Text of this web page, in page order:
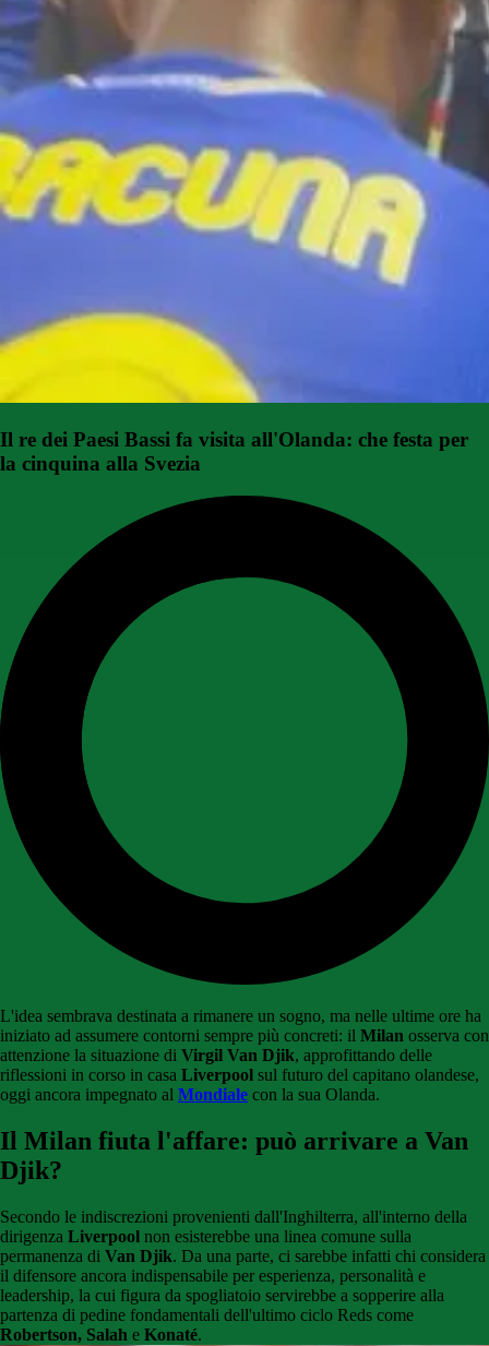
Il re dei Paesi Bassi fa visita all'Olanda: che festa per
la cinquina alla Svezia
L'idea sembrava destinata a rimanere un sogno, ma nelle ultime ore ha
iniziato ad assumere contorni sempre più concreti: il Milan osserva con
attenzione la situazione di Virgil Van Djik, approfittando delle
riflessioni in corso in casa Liverpool sul futuro del capitano olandese,
oggi ancora impegnato al Mondiale con la sua Olanda.
Il Milan fiuta l'affare: può arrivare a Van
Djik?
Secondo le indiscrezioni provenienti dall'Inghilterra, all'interno della
dirigenza Liverpool non esisterebbe una linea comune sulla
permanenza di Van Djik. Da una parte, ci sarebbe infatti chi considera
il difensore ancora indispensabile per esperienza, personalità e
leadership, la cui figura da spogliatoio servirebbe a sopperire alla
partenza di pedine fondamentali dell'ultimo ciclo Reds come
Robertson, Salah e Konaté.